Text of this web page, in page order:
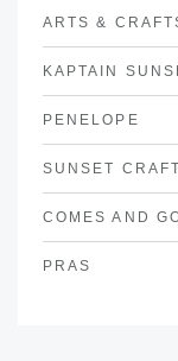
ARTS &
KAPTAIN
PENELOPE
SUNSET
COMES AND
PRAS